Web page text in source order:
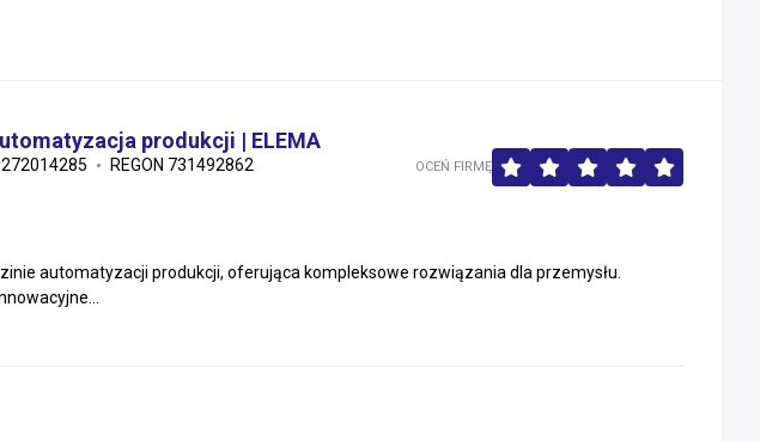
produkcji | ELEMA
REGON 731492862
automatyzacji produkcji, oferująca kompleksowe rozwiązania dla przemysłu.
OCEŃ FIRMĘ